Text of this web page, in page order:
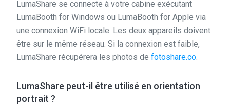
LumaShare se connecte à votre cabine exécutant
LumaBooth for Windows ou LumaBooth for Apple via
une connexion WiFi locale. Les deux appareils doivent
être sur le même réseau. Si la connexion est faible,
LumaShare récupérera les photos de fotoshare.co.
LumaShare peut-il être utilisé en orientation
portrait ?